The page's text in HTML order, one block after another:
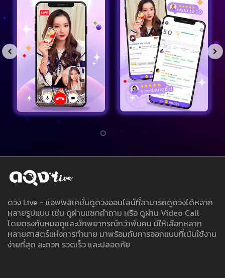
ดวง Live - แอพพลิเคชั่นดูดวงออนไลน์ที่สามารถดูดวงได้หลาก
หลายรูปแบบ เช่น ดูผ่านแชทคำถาม หรือ ดูผ่าน Video Call
โดยตรงกับหมอดูและนักพยากรณ์กว่าพันคน มีให้เลือกหลาก
หลายศาสตร์แห่งการทำนาย มาพร้อมกับการออกแบบที่เน้นใช้งาน
ง่ายที่สุด สะดวก รวดเร็ว และปลอดภัย